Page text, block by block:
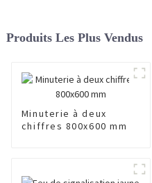
Produits Les Plus Vendus
Minuterie à deux
chiffres 800x600 mm